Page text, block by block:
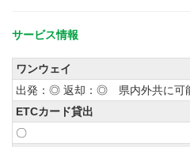
サービス情報
ワンウェイ
出発：◎ 返却：◎ 県内外共に可
ETCカード貸出
〇